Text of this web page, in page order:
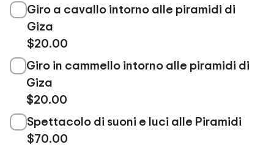
Giro a cavallo intorno alle piramidi di
Giza
$20.00
Giro in cammello intorno alle piramidi di
Giza
$20.00
Spettacolo di suoni e luci alle Piramidi
$70.00